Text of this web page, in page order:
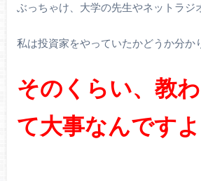
ぶっちゃけ、大学の先生やネットラジ
私は投資家をやっていたかどうか分か
そのくらい、教
て大事なんですよ